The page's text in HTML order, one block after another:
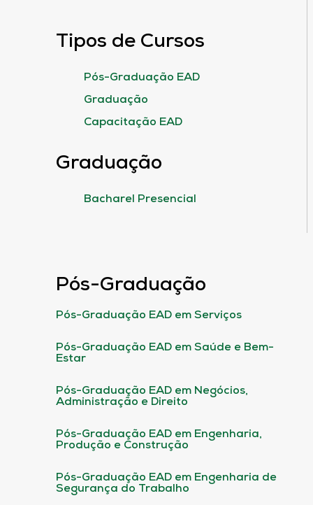
Tipos de Cursos
Pós-Graduação EAD
Graduação
Capacitação EAD
Graduação
Bacharel Presencial
Pós-Graduação
Pós-Graduação EAD em Serviços
Pós-Graduação EAD em Saúde e Bem-
Estar
Pós-Graduação EAD em Negócios,
Administração e Direito
Pós-Graduação EAD em Engenharia,
Produção e Construção
Pós-Graduação EAD em Engenharia de
Segurança do Trabalho